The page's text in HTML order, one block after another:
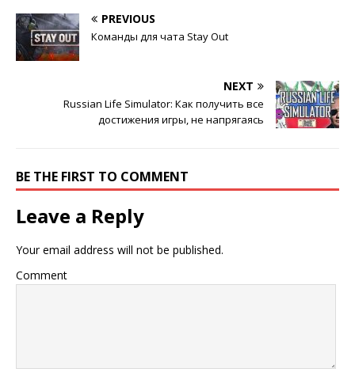
PREVIOUS
Команды для чата Stay Out
NEXT
Russian Life Simulator: Как получить все
достижения игры, не напрягаясь
BE THE FIRST TO COMMENT
Leave a Reply
Your email address will not be published.
Comment